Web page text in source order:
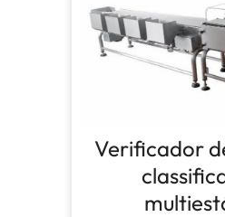
Verificador